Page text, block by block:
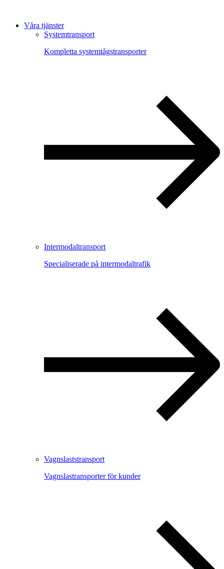
Våra tjänster
Systemtransport
Kompletta systemtågstransporter
Intermodaltransport
Specialiserade på intermodaltrafik
Vagnslaststransport
Vagnslastransporter för kunder